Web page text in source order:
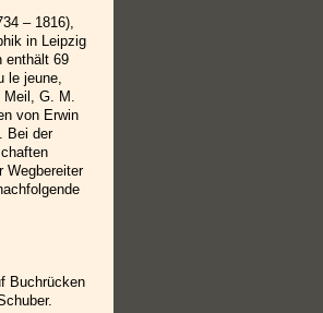
– 1816),
in Leipzig
enthält 69
le jeune,
Meil, G. M.
von Erwin
Bei der
Wegbereiter
Buchrücken